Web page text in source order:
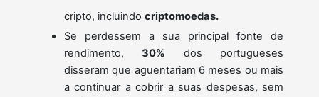
cripto, incluindo criptomoedas.
Se perdessem a sua principal fonte de
rendimento,30% dos portugueses
disseram que aguentariam 6 meses ou mais
a continuar a cobrir a suas despesas, sem